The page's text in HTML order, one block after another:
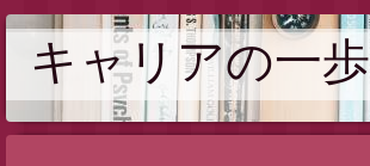
キャリアの一歩